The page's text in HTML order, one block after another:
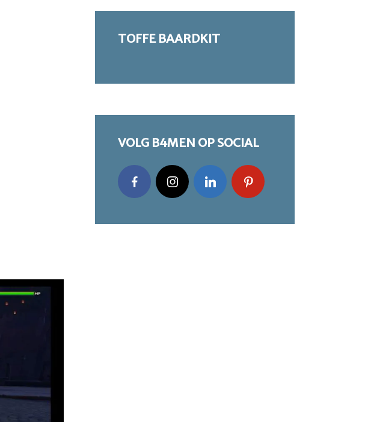
TOFFE BAARDKIT
VOLG B4MEN OP SOCIAL